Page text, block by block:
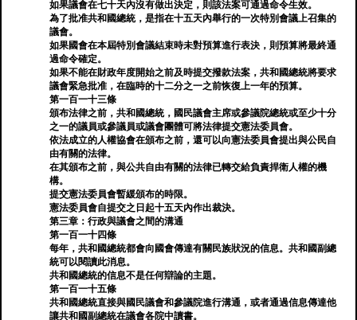
如果議會在七十天內沒有做出決定，則該法案可通過命令生效。
為了批准共和國總統，是指在十五天內舉行的一次特別會議上召集的
議會。
如果國會在本屆特別會議結束時未對預算進行表決，則預算將最終通
過命令確定。
如果不能在財政年度開始之前及時提交撥款法案，共和國總統將要求
議會緊急批准，在臨時的十二分之一之前恢復上一年的預算。
第一百一十三條
頒布法律之前，共和國總統，國民議會主席或參議院總統或至少十分
之一的議員或參議員或議會團體可將法律提交憲法委員會。
依法成立的人權協會在頒布之前，還可以向憲法委員會提出與公民自
由有關的法律。
在其頒布之前，與公共自由有關的法律已轉交給負責捍衛人權的機
構。
提交憲法委員會暫緩頒布的時限。
憲法委員會自提交之日起十五天內作出裁決。
第三章：行政與議會之間的溝通
第一百一十四條
每年，共和國總統都會向國會傳達有關民族狀況的信息。共和國副總
統可以閱讀此消息。
共和國總統的信息不是任何辯論的主題。
第一百一十五條
共和國總統直接與國民議會和參議院進行溝通，或者通過信息傳達他
讓共和國副總統在議會各院中讀書。